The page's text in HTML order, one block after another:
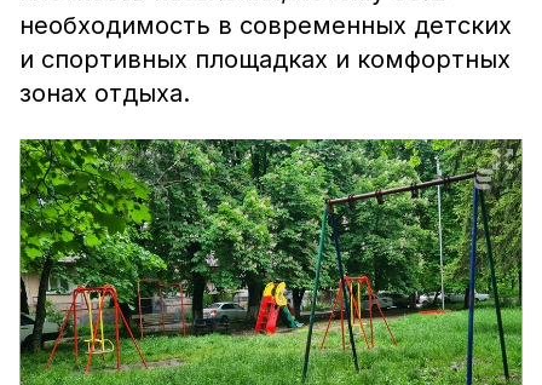
необходимость в современных детских
и спортивных площадках и комфортных
зонах отдыха.